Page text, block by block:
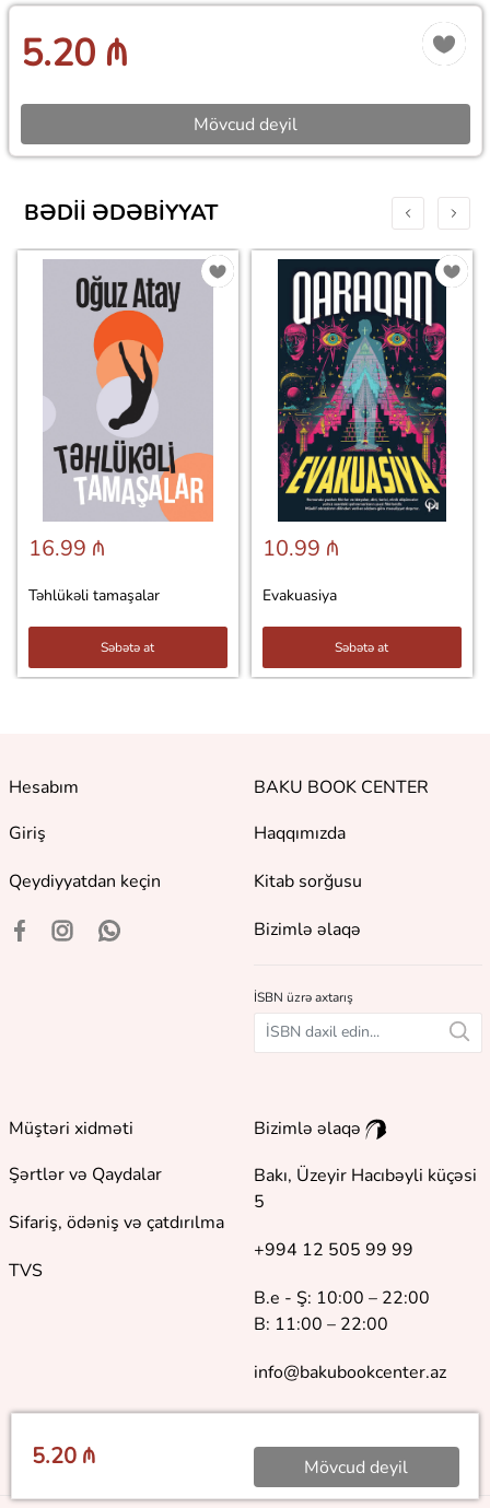
5.20 ₼
Mövcud deyil
5.20 ₼ Mövcud deyil
BƏDII ƏDƏBIYYAT
16.99 ₼
Təhlükəli tamaşalar
Səbətə at
10.99 ₼
Evakuasiya
Səbətə at
Hesabım
Giriş
Qeydiyyatdan keçin
BAKU BOOK CENTER
Haqqımızda
Kitab sorğusu
Bizimlə əlaqə
İSBN üzrə axtarış
Müştəri xidməti
Şərtlər və Qaydalar
Sifariş, ödəniş və çatdırılma
TVS
Bizimlə əlaqə
Bakı, Üzeyir Hacıbəyli küçəsi
5
+994 12 505 99 99
B.e - Ş: 10:00 – 22:00
B: 11:00 – 22:00
info@bakubookcenter.az